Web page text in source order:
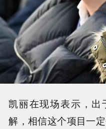
凯丽在现场表示，出
解，相信这个项目一